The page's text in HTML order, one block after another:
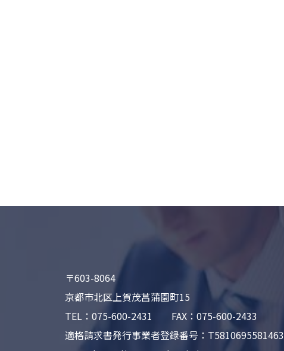
〒603-8064
京都市北区上賀茂菖蒲園町15
TEL：075-600-2431 FAX：075-600-2433
適格請求書発行事業者登録番号：T5810695581463